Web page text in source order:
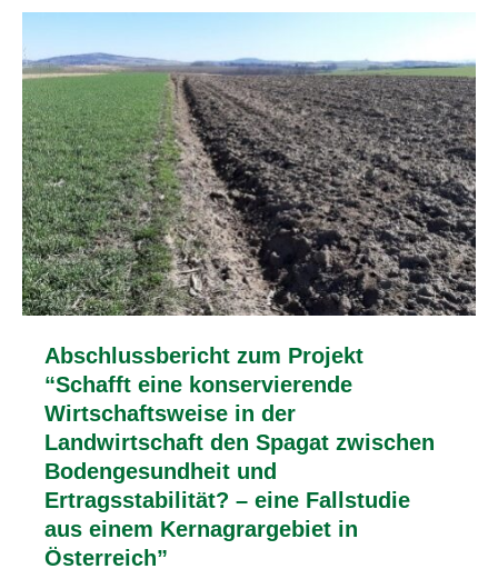
Abschlussbericht zum Projekt
“Schafft eine konservierende
Wirtschaftsweise in der
Landwirtschaft den Spagat zwischen
Bodengesundheit und
Ertragsstabilität? – eine Fallstudie
aus einem Kernagrargebiet in
Österreich”